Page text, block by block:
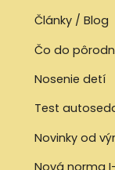
Články / Blog
Čo do
Nosenie detí
Test
Novinky od